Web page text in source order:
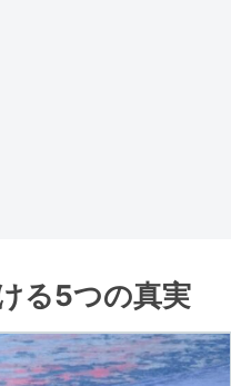
る5つの真実